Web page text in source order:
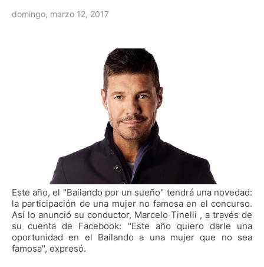
domingo, marzo 12, 2017
Este año, el "Bailando por un sueño" tendrá una novedad:
la participación de una mujer no famosa en el concurso.
Así lo anunció su conductor, Marcelo Tinelli , a través de
su cuenta de Facebook: "Este año quiero darle una
oportunidad en el Bailando a una mujer que no sea
famosa", expresó.